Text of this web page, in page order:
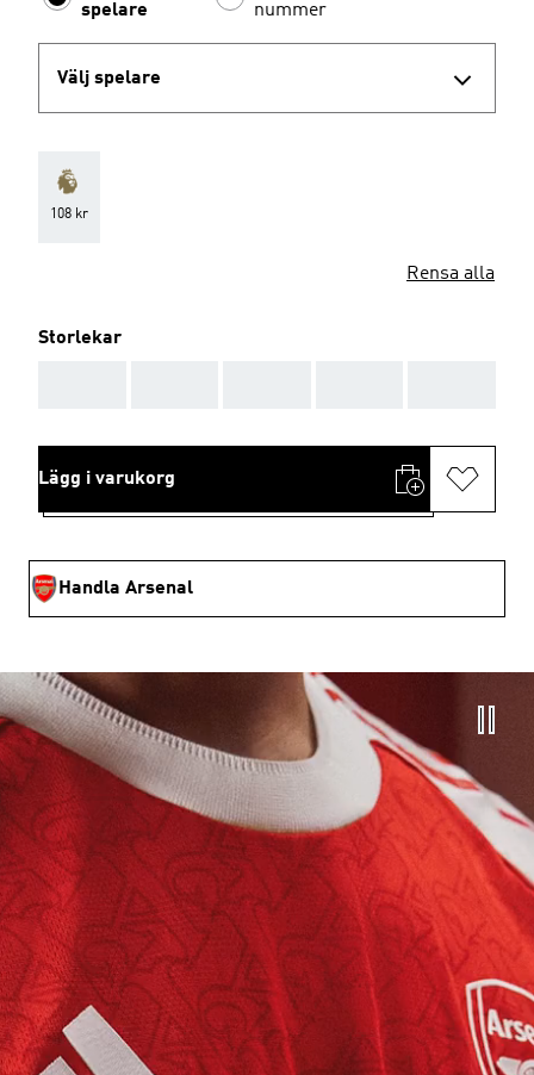
spelare
nummer
Välj spelare
108 kr
Rensa alla
Storlekar
Lägg i varukorg
Handla Arsenal